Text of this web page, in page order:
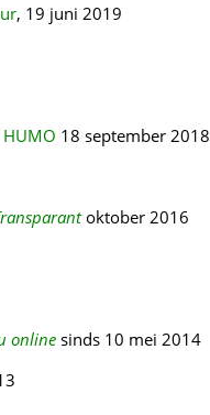
, 19 juni 2019
HUMO 18 september 2018
oktober 2016
onlinesinds 10 mei 2014